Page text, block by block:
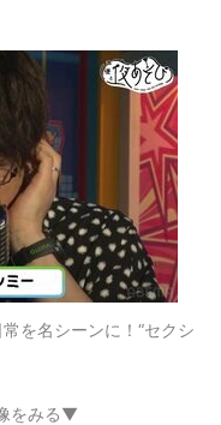
を名シーンに！“セクシ
をみる▼